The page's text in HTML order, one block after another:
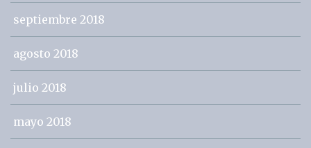
septiembre 2018
agosto 2018
julio 2018
mayo 2018